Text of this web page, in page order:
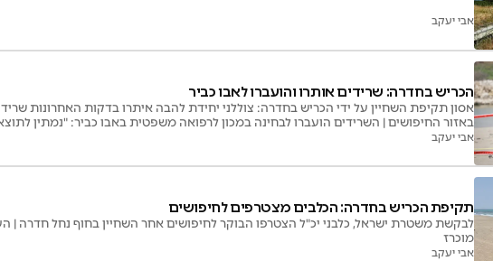
אבי יעקב
הכריש בחדרה: שרידים אותרו והועברו לאבו כביר
אסון תקיפת השחיין על ידי הכריש בחדרה: צוללני יחידת להבה איתרו בדקות האחרונות
באזור החיפושים | השרידים הועברו לבחינה במכון לרפואה משפטית באבו כביר: "נמתין
אבי יעקב
תקיפת הכריש בחדרה: הכלבים מצטרפים לחיפושים
לבקשת משטרת ישראל, כלבני יכ"ל הצטרפו הבוקר לחיפושים אחר השחיין בחוף נחל חדרה |
מוכרז
אבי יעקב